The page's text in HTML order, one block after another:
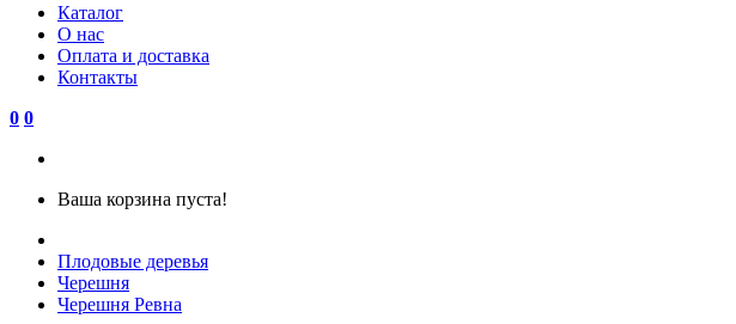
Каталог
О нас
Оплата и доставка
Контакты
0 0
Ваша корзина пуста!
Плодовые деревья
Черешня
Черешня Ревна